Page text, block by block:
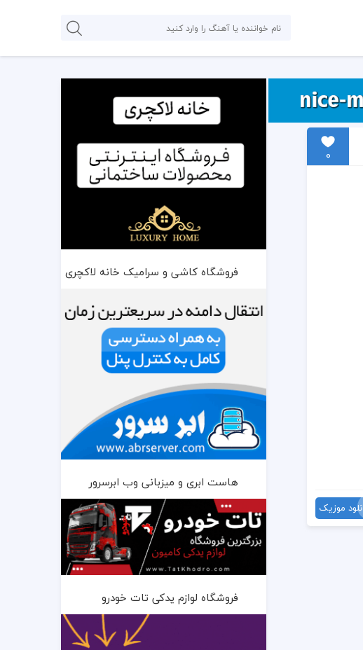
0
موزیک
فروشگاه کاشی و سرامیک خانه لاکچری
هاست ابری و میزبانی وب ابرسرور
فروشگاه لوازم یدکی تات خودرو